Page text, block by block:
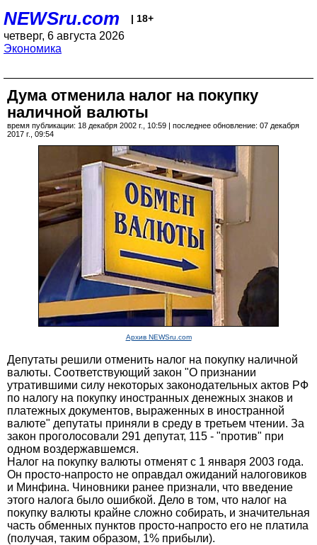
NEWSru.com | 18+
четверг, 6 августа 2026
Экономика
Дума отменила налог на покупку
наличной валюты
время публикации: 18 декабря 2002 г., 10:59 | последнее обновление: 07 декабря
2017 г., 09:54
Архив NEWSru.com
Депутаты решили отменить налог на покупку наличной
валюты. Соответствующий закон "О признании
утратившими силу некоторых законодательных актов РФ
по налогу на покупку иностранных денежных знаков и
платежных документов, выраженных в иностранной
валюте" депутаты приняли в среду в третьем чтении. За
закон проголосовали 291 депутат, 115 - "против" при
одном воздержавшемся.
Налог на покупку валюты отменят с 1 января 2003 года.
Он просто-напросто не оправдал ожиданий налоговиков
и Минфина. Чиновники ранее признали, что введение
этого налога было ошибкой. Дело в том, что налог на
покупку валюты крайне сложно собирать, и значительная
часть обменных пунктов просто-напросто его не платила
(получая, таким образом, 1% прибыли).